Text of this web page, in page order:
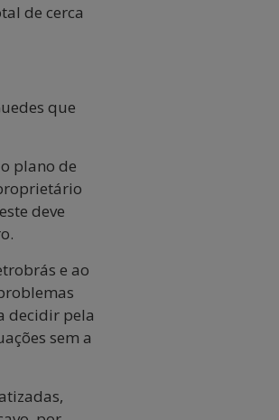
de cerca
que
plano de
deve
e ao
decidir pela
sem a